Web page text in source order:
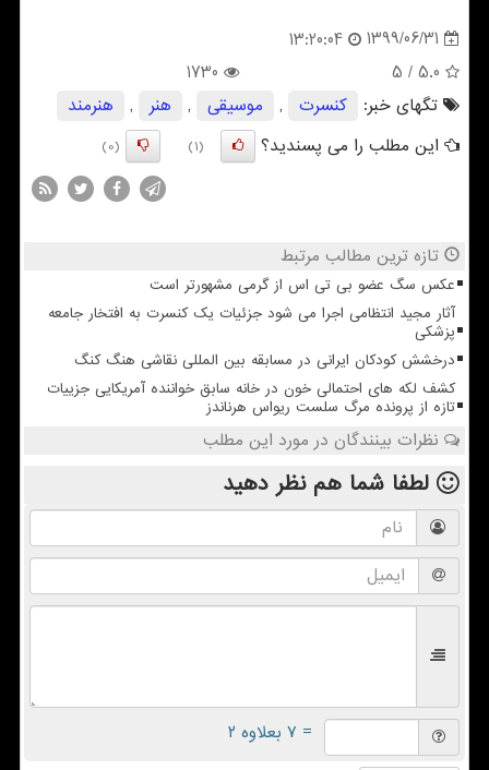
1399/06/31
13:20:04
5.0
/ 5
1730
تگهای خبر:
كنسرت , موسیقی , هنر ,
هنرمند
این مطلب را می پسندید؟
(1)
(0)
تازه ترین مطالب مرتبط
عکس سگ عضو بی تی اس از گرمی مشهورتر است
آثار مجید انتظامی اجرا می شود جزئیات یک کنسرت به افتخار جامعه
پزشکی
درخشش کودکان ایرانی در مسابقه بین المللی نقاشی هنگ کنگ
کشف لکه های احتمالی خون در خانه سابق خواننده آمریکایی جزییات
تازه از پرونده مرگ سلست ریواس هرناندز
نظرات بینندگان در مورد این مطلب
لطفا شما همنظر دهید
= ۷ بعلاوه ۲